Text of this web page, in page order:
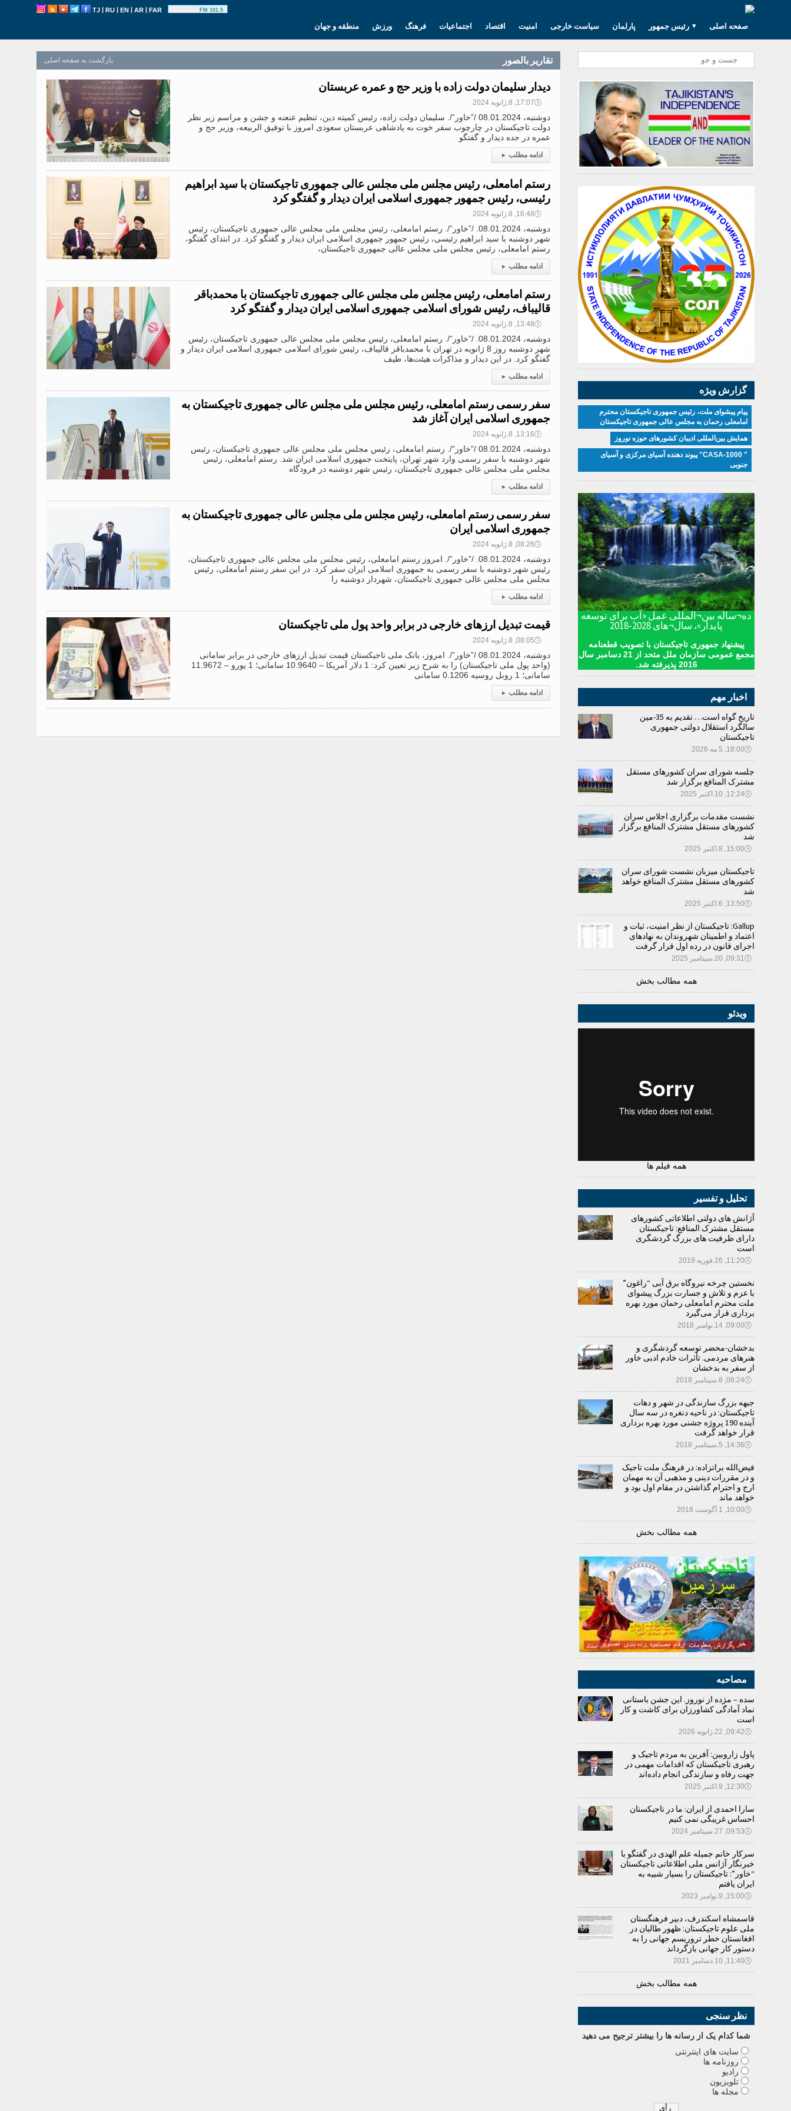
TJ | RU | EN | AR | FAR 101.5 FM
منطقه و جهان ورزش فرهنگ اجتماعیات اقتصاد امنیت سیاست خارجی پارلمان رئیس جمهور صفحه اصلی
بازگشت به صفحه اصلی تقارير بالصور
دیدار سلیمان دولت زاده با وزیر حج و عمره عربستان
🕔17:07, 8.ژانویه 2024
دوشنبه، 08.01.2024 /”خاور”/. سلیمان دولت زاده، رئیس کمیته دین، تنظیم عنعنه و جشن و مراسم زیر نظر
دولت تاجیکستان در چارچوب سفر خوت به پادشاهی عربستان سعودی امروز با توفیق الربیعه، وزیر حج و
عمره در جده دیدار و گفتگو
ادامه مطلب ▸
رستم امامعلی، رئیس مجلس ملی مجلس عالی جمهوری تاجیکستان با سید ابراهیم
رئیسی، رئیس جمهور جمهوری اسلامی ایران دیدار و گفتگو کرد
🕔16:48, 8.ژانویه 2024
دوشنبه، 08.01.2024. /”خاور”/. رستم امامعلی، رئیس مجلس ملی مجلس عالی جمهوری تاجیکستان، رئیس
شهر دوشنبه با سید ابراهیم رئیسی، رئیس جمهور جمهوری اسلامی ایران دیدار و گفتگو کرد. در ابتدای گفتگو،
رستم امامعلی، رئیس مجلس ملی مجلس عالی جمهوری تاجیکستان،
ادامه مطلب ▸
رستم امامعلی، رئیس مجلس ملی مجلس عالی جمهوری تاجیکستان با محمدباقر
قالیباف، رئیس شورای اسلامی جمهوری اسلامی ایران دیدار و گفتگو کرد
🕔13:48, 8.ژانویه 2024
دوشنبه، 08.01.2024. /”خاور”/. رستم امامعلی، رئیس مجلس ملی مجلس عالی جمهوری تاجیکستان، رئیس
شهر دوشنبه روز 8 ژانویه در تهران با محمدباقر قالیباف، رئیس شورای اسلامی جمهوری اسلامی ایران دیدار و
گفتگو کرد. در این دیدار و مذاکرات هیئت‌ها، طیف
ادامه مطلب ▸
سفر رسمی رستم امامعلی، رئیس مجلس ملی مجلس عالی جمهوری تاجیکستان به
جمهوری اسلامی ایران آغاز شد
🕔13:16, 8.ژانویه 2024
دوشنبه، 08.01.2024 /”خاور”/. رستم امامعلی، رئیس مجلس ملی مجلس عالی جمهوری تاجیکستان، رئیس
شهر دوشنبه با سفر رسمی وارد شهر تهران، پایتخت جمهوری اسلامی ایران شد. رستم امامعلی، رئیس
مجلس ملی مجلس عالی جمهوری تاجیکستان، رئیس شهر دوشنبه در فرودگاه
ادامه مطلب ▸
سفر رسمی رستم امامعلی، رئیس مجلس ملی مجلس عالی جمهوری تاجیکستان به
جمهوری اسلامی ایران
🕔08:26, 8.ژانویه 2024
دوشنبه، 08.01.2024. /”خاور”/. امروز رستم امامعلی، رئیس مجلس ملی مجلس عالی جمهوری تاجیکستان،
رئیس شهر دوشنبه با سفر رسمی به جمهوری اسلامی ایران سفر کرد. در این سفر رستم امامعلی، رئیس
مجلس ملی مجلس عالی جمهوری تاجیکستان، شهردار دوشنبه را
ادامه مطلب ▸
قیمت تبدیل ارزهای خارجی در برابر واحد پول ملی تاجیکستان
🕔08:05, 8.ژانویه 2024
دوشنبه، 08.01.2024 /”خاور”/. امروز، بانک ملی تاجیکستان قیمت تبدیل ارزهای خارجی در برابر سامانی
(واحد پول ملی تاجیکستان) را به شرح زیر تعیین کرد: 1 دلار آمریکا – 10.9640 سامانی؛ 1 یورو – 11.9672
سامانی؛ 1 روبل روسیه 0.1206 سامانی
ادامه مطلب ▸
گزارش ویژه
پیام پیشوای ملت، رئیس جمهوری تاجیکستان محترم
امامعلی رحمان به مجلس عالی جمهوری تاجیکستان
همایش بین‌المللی ادیبان کشور‌های حوزه نوروز
" CASA-1000" پیوند دهنده آسیای مرکزی و آسیای
جنوبی
ده¬ساله بین¬المللی عمل «آب برای توسعه
پایدار»، سال¬های 2028-2018
پیشنهاد جمهوری تاجیکستان با تصویب قطعنامه
مجمع عمومی سازمان ملل متحد از 21 دسامبر سال
2016 پذیرفته شد.
اخبار مهم
تاریخ گواه است… تقدیم به 35-مین
سالگرد استقلال دولتی جمهوری
تاجیکستان
🕔18:00, 5.مه 2026
جلسه شورای سران کشورهای مستقل
مشترک المنافع برگزار شد
🕔12:24, 10.اکتبر 2025
نشست مقدمات برگزاری اجلاس سران
کشورهای مستقل مشترک المنافع برگزار
شد
🕔15:00, 8.اکتبر 2025
تاجیکستان میزبان نشست شورای سران
کشورهای مستقل مشترک المنافع خواهد
شد
🕔13:50, 6.اکتبر 2025
Gallup: تاجیکستان از نظر امنیت، ثبات و
اعتماد و اطمینان شهروندان به نهادهای
اجرای قانون در رده اول قرار گرفت
🕔09:31, 20.سپتامبر 2025
همه مطالب بخش
ویدئو
همه فیلم ها
تحلیل و تفسیر
آژانش های دولتی اطلاعاتی کشورهای
مستقل مشترک المنافع: تاجیکستان
دارای ظرفیت های بزرگ گردشگری
است
🕔11:20, 26.فوریه 2019
نخستین چرخه نیروگاه برق آبی “راغون”
با عزم و تلاش و جسارت بزرگ پیشوای
ملت محترم امامعلی رحمان مورد بهره
برداری قرار می‌گیرد
🕔09:00, 14.نوامبر 2018
بدخشان-محضر توسعه گردشگری و
هنرهای مردمی. تأثرات خادم ادبی خاور
از سفر به بدخشان
🕔08:24, 8.سپتامبر 2018
جبهه بزرگ سازندگی در شهر و دهات
تاجیکستان: در ناحیه دنغره در سه سال
آینده 190 پروژه جشنی مورد بهره برداری
قرار خواهد گرفت
🕔14:36, 5.سپتامبر 2018
فیض‌الله براتزاده: در فرهنگ ملت تاجیک
و در مقررات دینی و مذهبی آن به مهمان
ارج و احترام گذاشتن در مقام اول بود و
خواهد ماند
🕔10:00, 1.آگوست 2018
همه مطالب بخش
مصاحبه
سده – مژده از نوروز. این جشن باستانی
نماد آمادگی کشاورزان برای کاشت و کار
است
🕔09:42, 22.ژانویه 2026
پاول زاروبین: آفرین به مردم تاجیک و
رهبری تاجیکستان که اقدامات مهمی در
جهت رفاه و سازندگی انجام داده‌اند
🕔12:30, 9.اکتبر 2025
سارا احمدی از ایران: ما در تاجیکستان
احساس غریبگی نمی کنیم
🕔09:53, 27.سپتامبر 2024
سرکار خانم جمیله علم الهدی در گفتگو با
خبرنگار آژانس ملی اطلاعاتی تاجیکستان
“خاور”: تاجیکستان را بسیار شبیه به
ایران یافتم
🕔15:00, 9.نوامبر 2023
قاسمشاه اسکندرف، دبیر فرهنگستان
ملی علوم تاجیکستان: ظهور طالبان در
افغانستان خطر تروریسم جهانی را به
دستور کار جهانی بازگرداند
🕔11:40, 10.دسامبر 2021
همه مطالب بخش
نظر سنجی
شما کدام يک از رسانه ها را بيشتر ترجيح می دهيد
سایت های اینترنتی
روزنامه ها
رادیو
تلویزیون
مجله ها